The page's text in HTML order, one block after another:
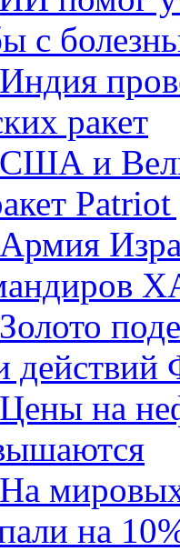
с
Индия
ракет
США и
Армия
Золото
Цены на
На
на